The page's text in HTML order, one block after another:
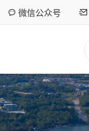
微信公众号